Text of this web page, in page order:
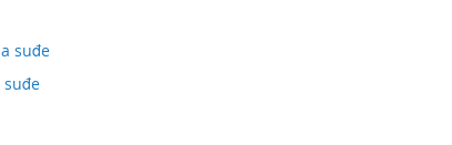
suđe
suđe